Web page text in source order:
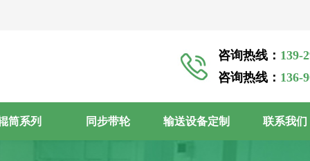
筒系列 同步带轮 输送设备定制 联系我们
咨询热线： 139-
咨询热线： 136-